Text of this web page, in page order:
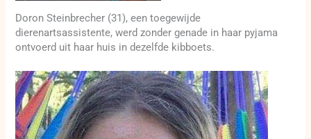
Doron Steinbrecher (31), een toegewijde
dierenartsassistente, werd zonder genade in haar pyjama
ontvoerd uit haar huis in dezelfde kibboets.